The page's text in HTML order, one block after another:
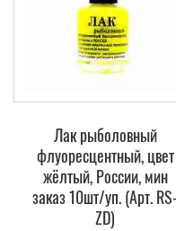
Лак рыболовный
флуоресцентный, цвет
жёлтый, России, мин
заказ 10шт/уп. (Арт. RS-
ZD)